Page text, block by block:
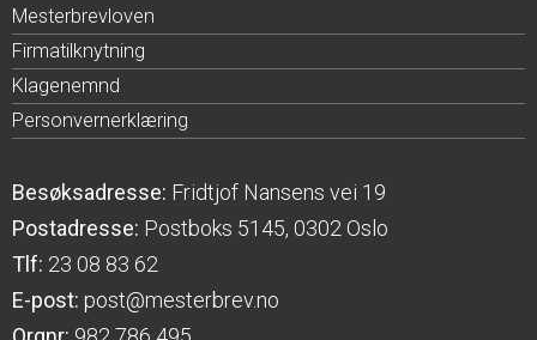
Mesterbrevloven
Firmatilknytning
Klagenemnd
Personvernerklæring
Besøksadresse: Fridtjof Nansens vei 19
Postadresse: Postboks 5145, 0302 Oslo
Tlf: 23 08 83 62
E-post: post@mesterbrev.no